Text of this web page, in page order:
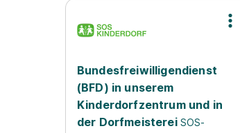
Bundesfreiwilligendienst
(BFD) in unserem
Kinderdorfzentrum und in
der Dorfmeisterei SOS-